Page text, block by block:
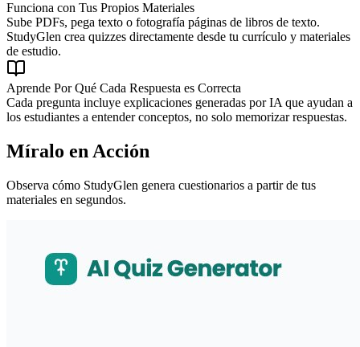
Funciona con Tus Propios Materiales
Sube PDFs, pega texto o fotografía páginas de libros de texto.
StudyGlen crea quizzes directamente desde tu currículo y materiales
de estudio.
Aprende Por Qué Cada Respuesta es Correcta
Cada pregunta incluye explicaciones generadas por IA que ayudan a
los estudiantes a entender conceptos, no solo memorizar respuestas.
Míralo en Acción
Observa cómo StudyGlen genera cuestionarios a partir de tus
materiales en segundos.